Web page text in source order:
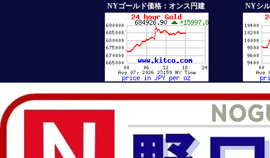
NYゴールド価格：オンス円建 NYシ